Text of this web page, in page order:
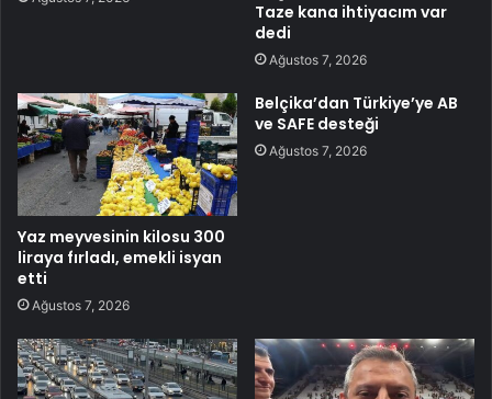
Taze kana ihtiyacım var
dedi
Ağustos 7, 2026
Yaz meyvesinin kilosu 300
liraya fırladı, emekli isyan
etti
Ağustos 7, 2026
Belçika’dan Türkiye’ye AB
ve SAFE desteği
Ağustos 7, 2026